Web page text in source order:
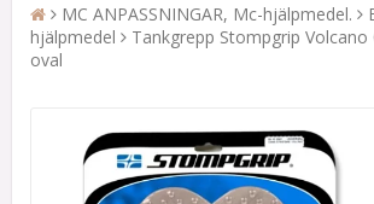
MC ANPASSNINGAR, Mc-hjälpmedel.
hjälpmedel
Tankgrepp Stompgrip Volcano
oval